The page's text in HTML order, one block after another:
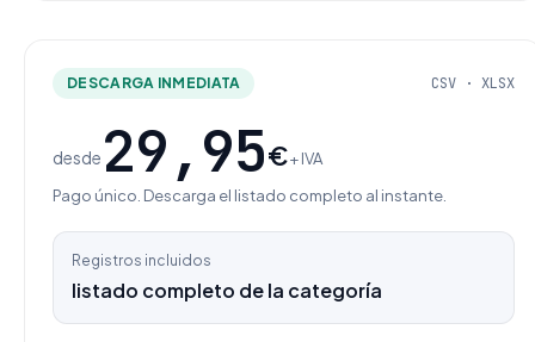
DESCARGA INMEDIATA CSV · XLSX
desde 29,95€+ IVA
Pago único. Descarga el listado completo al instante.
Registros incluidos
listado completo de la categoría